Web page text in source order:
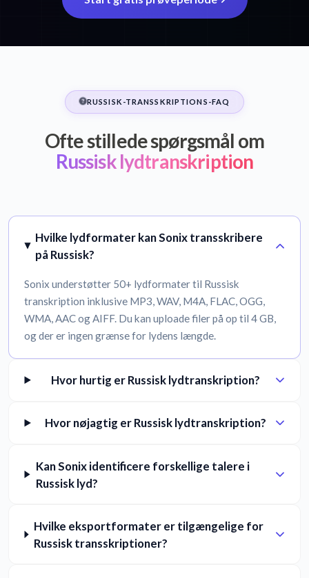
RUSSISK-TRANSSKRIPTIONS-FAQ
Ofte stillede spørgsmål om
Russisk lydtranskription
Hvilke lydformater kan Sonix transskribere
på Russisk?
Sonix understøtter 50+ lydformater til Russisk
transkription inklusive MP3, WAV, M4A, FLAC, OGG,
WMA, AAC og AIFF. Du kan uploade filer på op til 4 GB,
og der er ingen grænse for lydens længde.
Hvor hurtig er Russisk lydtranskription?
Hvor nøjagtig er Russisk lydtranskription?
Kan Sonix identificere forskellige talere i
Russisk lyd?
Hvilke eksportformater er tilgængelige for
Russisk transskriptioner?